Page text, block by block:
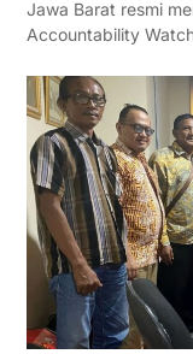
Jawa Barat resmi
Accountability